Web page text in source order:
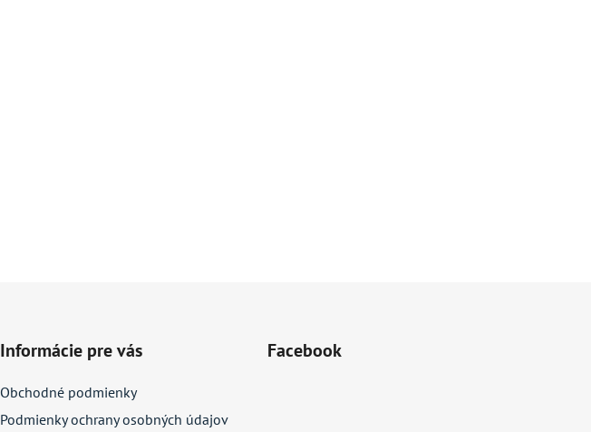
Informácie pre vás
Obchodné podmienky
Podmienky ochrany osobných údajov
Facebook